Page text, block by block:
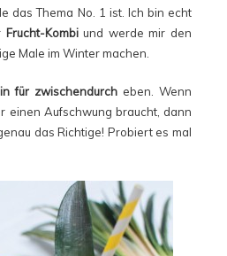
das Thema No. 1 ist. Ich bin echt
Frucht-Kombiund werde mir den
Male im Winter machen.
für zwischendurch eben. Wenn
einen Aufschwung braucht, dann
das Richtige! Probiert es mal